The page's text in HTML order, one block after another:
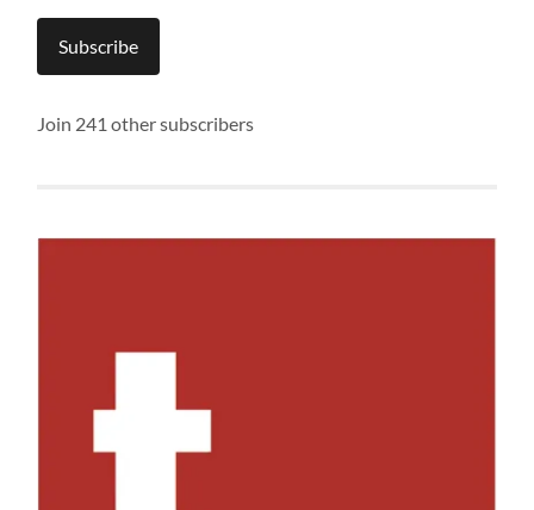
Subscribe
Join 241 other subscribers